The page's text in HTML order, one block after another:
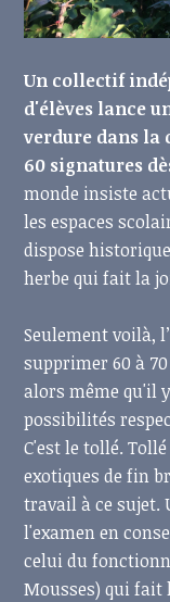
Un collectif
d'élèves lance
verdure dans la
60 signatures
monde insiste
les espaces
dispose
herbe qui fait la
Seulement voilà,
supprimer 60 à
alors même qu'il
possibilités
C'est le tollé.
exotiques de fin
travail à ce sujet.
l'examen en
celui du
Mousses) qui fait